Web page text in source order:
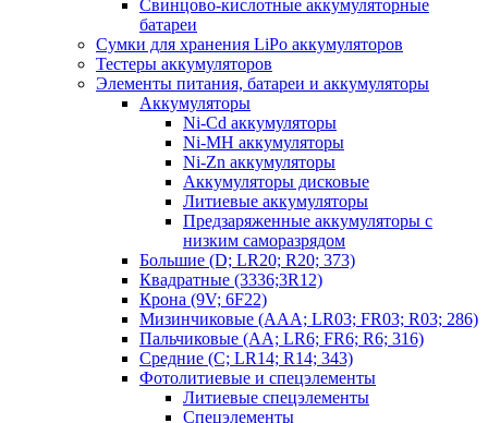
Свинцово-кислотные аккумуляторные
батареи
Сумки для хранения LiPo аккумуляторов
Тестеры аккумуляторов
Элементы питания, батареи и аккумуляторы
Аккумуляторы
Ni-Cd аккумуляторы
Ni-MH аккумуляторы
Ni-Zn аккумуляторы
Аккумуляторы дисковые
Литиевые аккумуляторы
Предзаряженные аккумуляторы с
низким саморазрядом
Большие (D; LR20; R20; 373)
Квадратные (3336;3R12)
Крона (9V; 6F22)
Мизинчиковые (AAA; LR03; FR03; R03; 286)
Пальчиковые (AA; LR6; FR6; R6; 316)
Средние (C; LR14; R14; 343)
Фотолитиевые и спецэлементы
Литиевые спецэлементы
Спецэлементы